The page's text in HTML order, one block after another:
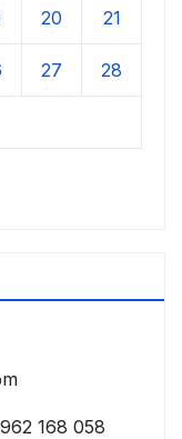
20 21
27 28
962 168 058